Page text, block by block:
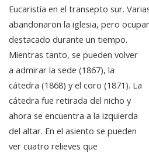
Eucaristía en el transepto sur.
abandonaron la iglesia, pero
destacado durante un tiempo.
Mientras tanto, se pueden volver
a admirar la sede (1867), la
cátedra (1868) y el coro (1871). La
cátedra fue retirada del nicho y
ahora se encuentra a la izquierda
del altar. En el asiento se pueden
ver cuatro relieves que